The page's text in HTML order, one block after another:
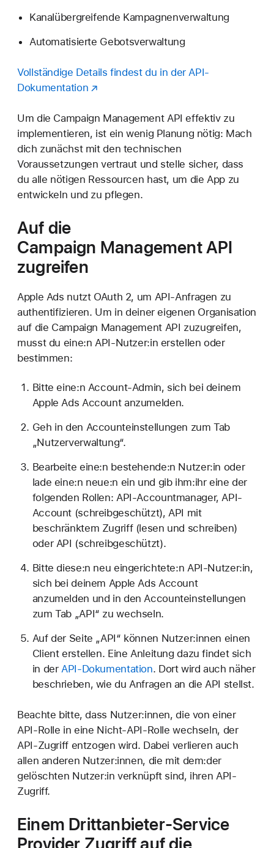
Kanalübergreifende Kampagnenverwaltung
Automatisierte Gebotsverwaltung
Vollständige Details findest du in der API-
Dokumentation
Um die Campaign Management API effektiv zu
implementieren, ist ein wenig Planung nötig: Mach
dich zunächst mit den technischen
Voraussetzungen vertraut und stelle sicher, dass
du alle nötigen Ressourcen hast, um die App zu
entwickeln und zu pflegen.
Auf die
Campaign ManagementAPI
zugreifen
Apple Ads nutzt OAuth 2, um API-Anfragen zu
authentifizieren. Um in deiner eigenen Organisation
auf die Campaign Management API zuzugreifen,
musst du eine:n API-Nutzer:in erstellen oder
bestimmen:
Bitte eine:n Account-Admin, sich bei deinem
Apple Ads Account anzumelden.
Geh in den Accounteinstellungen zum Tab
„Nutzerverwaltung“.
Bearbeite eine:n bestehende:n Nutzer:in oder
lade eine:n neue:n ein und gib ihm:ihr eine der
folgenden Rollen: API-Accountmanager, API-
Account (schreibgeschützt), API mit
beschränktem Zugriff (lesen und schreiben)
oder API (schreibgeschützt).
Bitte diese:n neu eingerichtete:n API-Nutzer:in,
sich bei deinem Apple Ads Account
anzumelden und in den Accounteinstellungen
zum Tab „API“ zu wechseln.
Auf der Seite „API“ können Nutzer:innen einen
Client erstellen. Eine Anleitung dazu findet sich
in derAPI-Dokumentation. Dort wird auch näher
beschrieben, wie du Anfragen an die API stellst.
Beachte bitte, dass Nutzer:innen, die von einer
API-Rolle in eine Nicht-API-Rolle wechseln, der
API-Zugriff entzogen wird. Dabei verlieren auch
allen anderen Nutzer:innen, die mit dem:der
gelöschten Nutzer:in verknüpft sind, ihren API-
Zugriff.
Einem Drittanbieter-Service
Provider Zugriff auf die